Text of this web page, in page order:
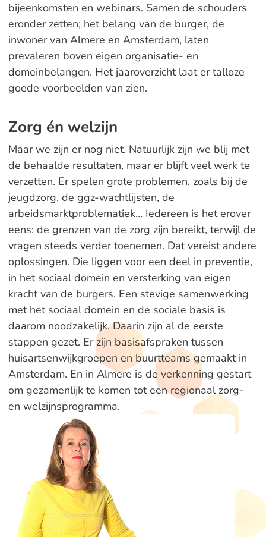
bijeenkomsten en webinars. Samen de schouders
eronder zetten; het belang van de burger, de
inwoner van Almere en Amsterdam, laten
prevaleren boven eigen organisatie- en
domeinbelangen. Het jaaroverzicht laat er talloze
goede voorbeelden van zien.
Zorg én welzijn
Maar we zijn er nog niet. Natuurlijk zijn we blij met
de behaalde resultaten, maar er blijft veel werk te
verzetten. Er spelen grote problemen, zoals bij de
jeugdzorg, de ggz-wachtlijsten, de
arbeidsmarktproblematiek… Iedereen is het erover
eens: de grenzen van de zorg zijn bereikt, terwijl de
vragen steeds verder toenemen. Dat vereist andere
oplossingen. Die liggen voor een deel in preventie,
in het sociaal domein en versterking van eigen
kracht van de burgers. Een stevige samenwerking
met het sociaal domein en de sociale basis is
daarom noodzakelijk. Daarin zijn al de eerste
stappen gezet. Er zijn basisafspraken tussen
huisartsenwijkgroepen en buurtteams gemaakt in
Amsterdam. En in Almere is de verkenning gestart
om gezamenlijk te komen tot een regionaal zorg-
en welzijnsprogramma.